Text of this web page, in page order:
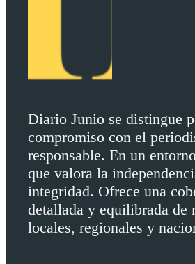
Diario Junio se distingue
compromiso con el
responsable. En un
que valora la
integridad. Ofrece una
detallada y equilibrada de
locales, regionales y